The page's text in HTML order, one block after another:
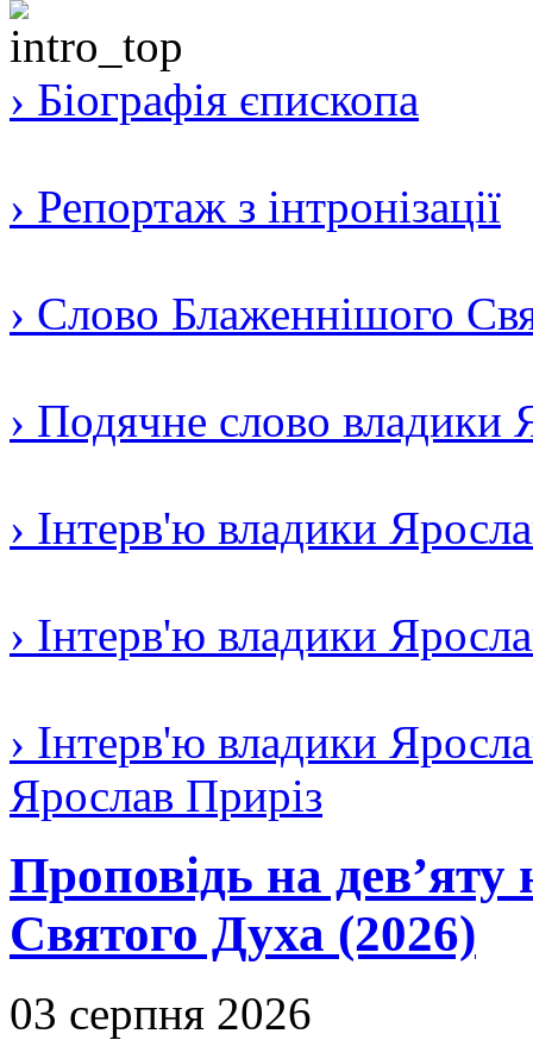
› Біографія єпископа
› Репортаж з інтронізації
› Слово Блаженнішого
› Подячне слово владики
› Інтерв'ю владики
› Інтерв'ю владики
› Інтерв'ю владики
Ярослав Приріз
Проповідь на дев’яту
Святого Духа (2026)
03 серпня 2026